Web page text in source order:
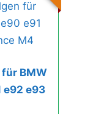
BMW
e92 e93